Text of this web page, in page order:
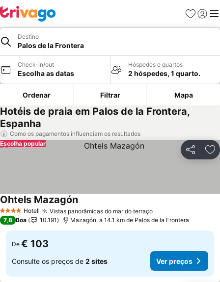
Favoritos
Iniciar
Destino
Palos de la Frontera
Check-in/out
Escolha as datas
Hóspedes e quartos
2 hóspedes, 1 quarto.
Ordenar Filtrar Mapa
Hotéis de praia em Palos de la Frontera,
Espanha
Como os pagamentos influenciam os resultados
Partilhar
Escolha popular
4 EstrelasHotel Vistas panorâmicas do mar do terraço
Ohtels Mazagón
7,8 Boa 10.191 Mazagón, a 14.1 km de Palos de la Frontera
De € 103
Consulte os preços de 2 sites Ver preços